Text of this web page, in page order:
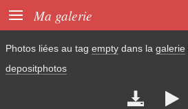
 Ma galerie
Photos liées au tag empty dans la galerie
depositphotos
 